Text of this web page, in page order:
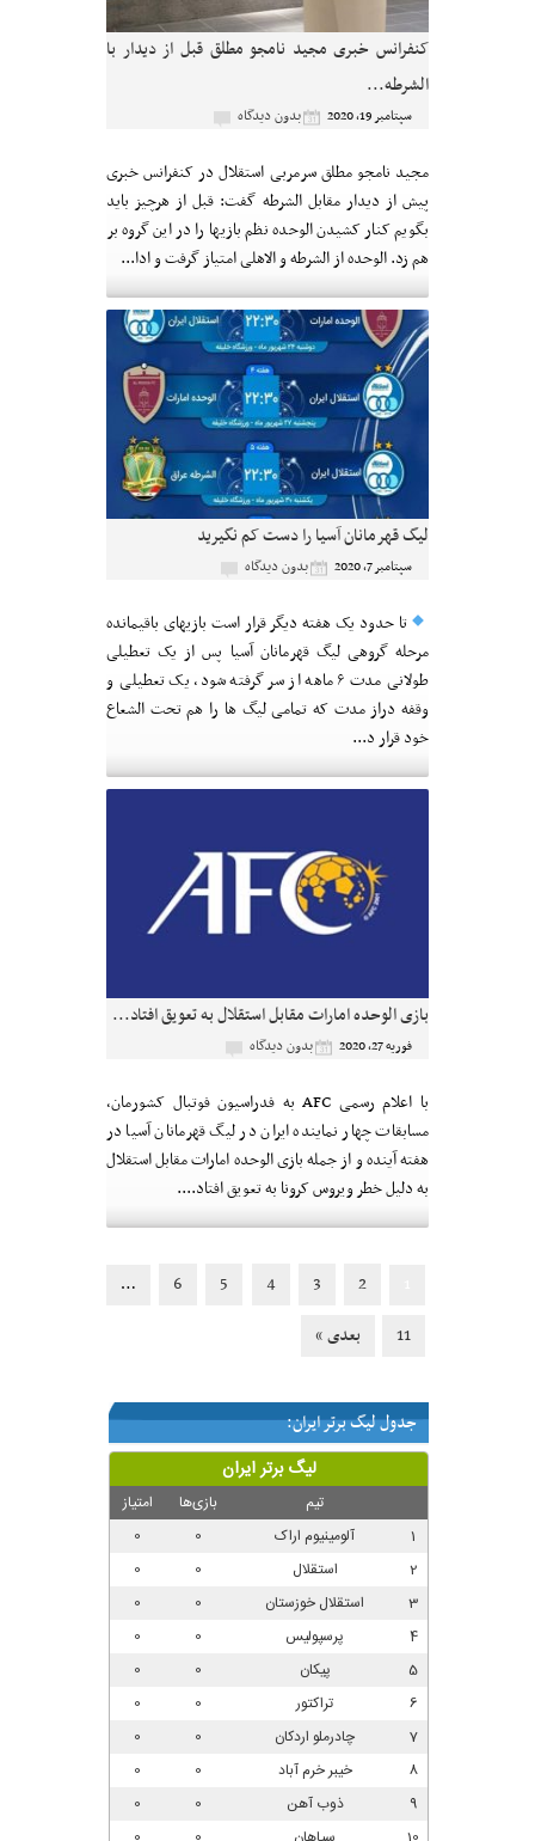
کنفرانس خبری مجید نامجو مطلق قبل از دیدار با
الشرطه...
سپتامبر 19, 2020 بدون دیدگاه
مجید نامجو مطلق سرمربی استقلال در کنفرانس خبری
پیش از دیدار مقابل الشرطه گفت: قبل از هرچیز باید
بگویم کنار کشیدن الوحده نظم بازیها را در این گروه بر
هم زد. الوحده از الشرطه و الاهلی امتیاز گرفت و ادا...
لیگ قهرمانان آسیا را دست کم نگیرید
سپتامبر 7, 2020 بدون دیدگاه
تا حدود یک هفته دیگر قرار است بازیهای باقیمانده
مرحله گروهی لیگ قهرمانان آسیا پس از یک تعطیلی
طولانی مدت ۶ ماهه از سر گرفته شود، یک تعطیلی و
وقفه دراز مدت که تمامی لیگ ها را هم تحت الشعاع
خود قرار د...
بازی الوحده امارات مقابل استقلال به تعویق افتاد...
فوریه 27, 2020 بدون دیدگاه
با اعلام رسمی AFC به فدراسیون فوتبال کشورمان،
مسابقات چهار نماینده ایران در لیگ قهرمانان آسیا در
هفته آینده و از جمله بازی الوحده امارات مقابل استقلال
به دلیل خطر ویروس کرونا به تعویق افتاد....
2
3
4
5
6
…
11 بعدی »
جدول لیگ برتر ایران: